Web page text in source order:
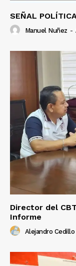
SEÑAL POLÍTICA
Manuel Nuñez -
Director del
Informe
Alejandro Cedillo